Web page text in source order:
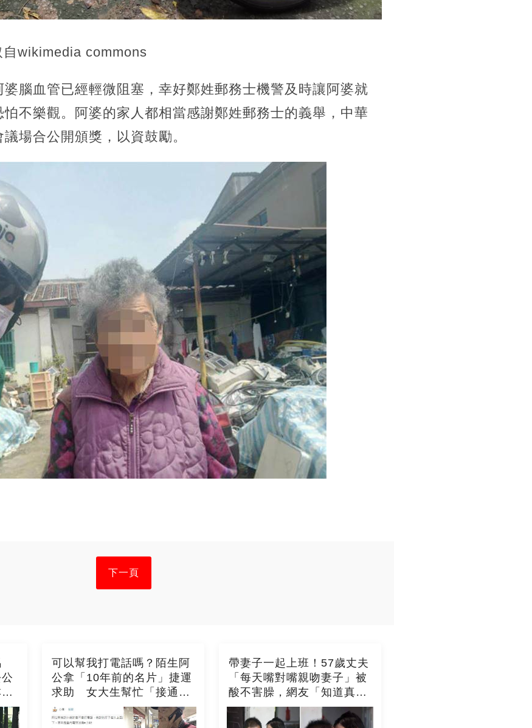
wikimedia commons
腦血管已經輕微阻塞，幸好鄭姓郵務士機警及時讓阿婆就
不樂觀。阿婆的家人都相當感謝鄭姓郵務士的義舉，中華
場合公開頒獎，以資鼓勵。
下一頁
可以幫我打電話嗎？陌生阿
公拿「10年前的名片」捷運
求助 女大生幫忙「接通後
哭了」：謝謝你
帶妻子一起上班！57歲丈夫
「每天嘴對嘴親吻妻子」被
酸不害臊，網友「知道真相
後」全都哭紅眼